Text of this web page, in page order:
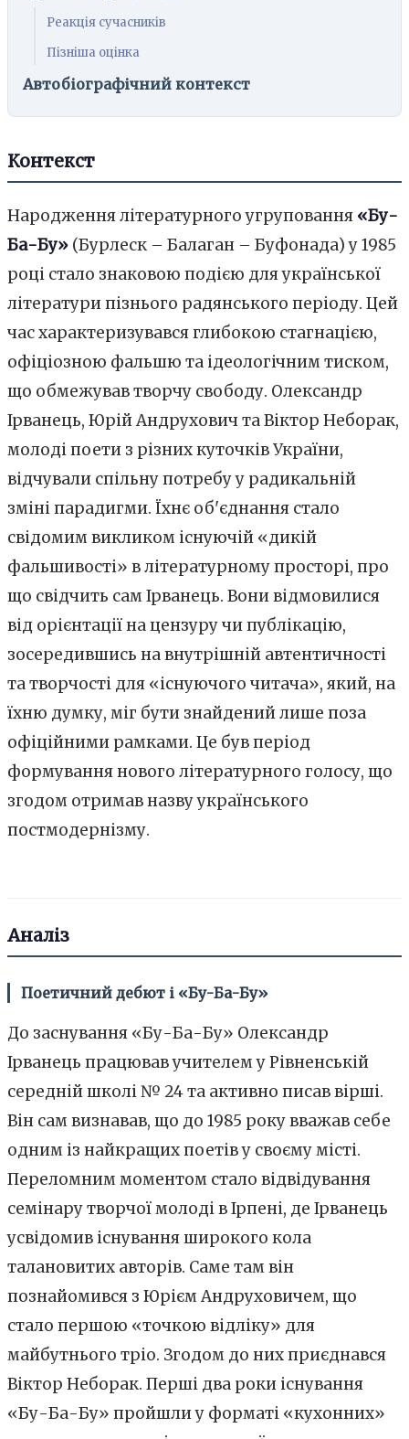
Реакція сучасників
Пізніша оцінка
Автобіографічний контекст
Контекст
Народження літературного угруповання «Бу-
Ба-Бу» (Бурлеск – Балаган – Буфонада) у 1985
році стало знаковою подією для української
літератури пізнього радянського періоду. Цей
час характеризувався глибокою стагнацією,
офіціозною фальшю та ідеологічним тиском,
що обмежував творчу свободу. Олександр
Ірванець, Юрій Андрухович та Віктор Неборак,
молоді поети з різних куточків України,
відчували спільну потребу у радикальній
зміні парадигми. Їхнє об'єднання стало
свідомим викликом існуючій «дикій
фальшивості» в літературному просторі, про
що свідчить сам Ірванець. Вони відмовилися
від орієнтації на цензуру чи публікацію,
зосередившись на внутрішній автентичності
та творчості для «існуючого читача», який, на
їхню думку, міг бути знайдений лише поза
офіційними рамками. Це був період
формування нового літературного голосу, що
згодом отримав назву українського
постмодернізму.
Аналіз
Поетичний дебют і «Бу-Ба-Бу»
До заснування «Бу-Ба-Бу» Олександр
Ірванець працював учителем у Рівненській
середній школі № 24 та активно писав вірші.
Він сам визнавав, що до 1985 року вважав себе
одним із найкращих поетів у своєму місті.
Переломним моментом стало відвідування
семінару творчої молоді в Ірпені, де Ірванець
усвідомив існування широкого кола
талановитих авторів. Саме там він
познайомився з Юрієм Андруховичем, що
стало першою «точкою відліку» для
майбутнього тріо. Згодом до них приєднався
Віктор Неборак. Перші два роки існування
«Бу-Ба-Бу» пройшли у форматі «кухонних»